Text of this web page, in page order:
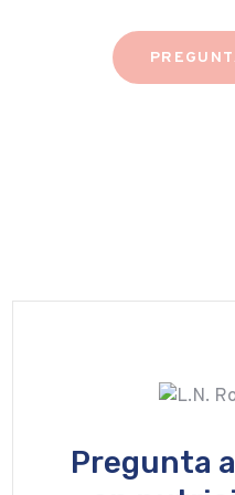
Pregunta